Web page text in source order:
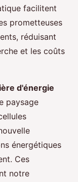
facilitent
prometteuses
réduisant
et les coûts
d'énergie
paysage
énergétiques
Ces
notre